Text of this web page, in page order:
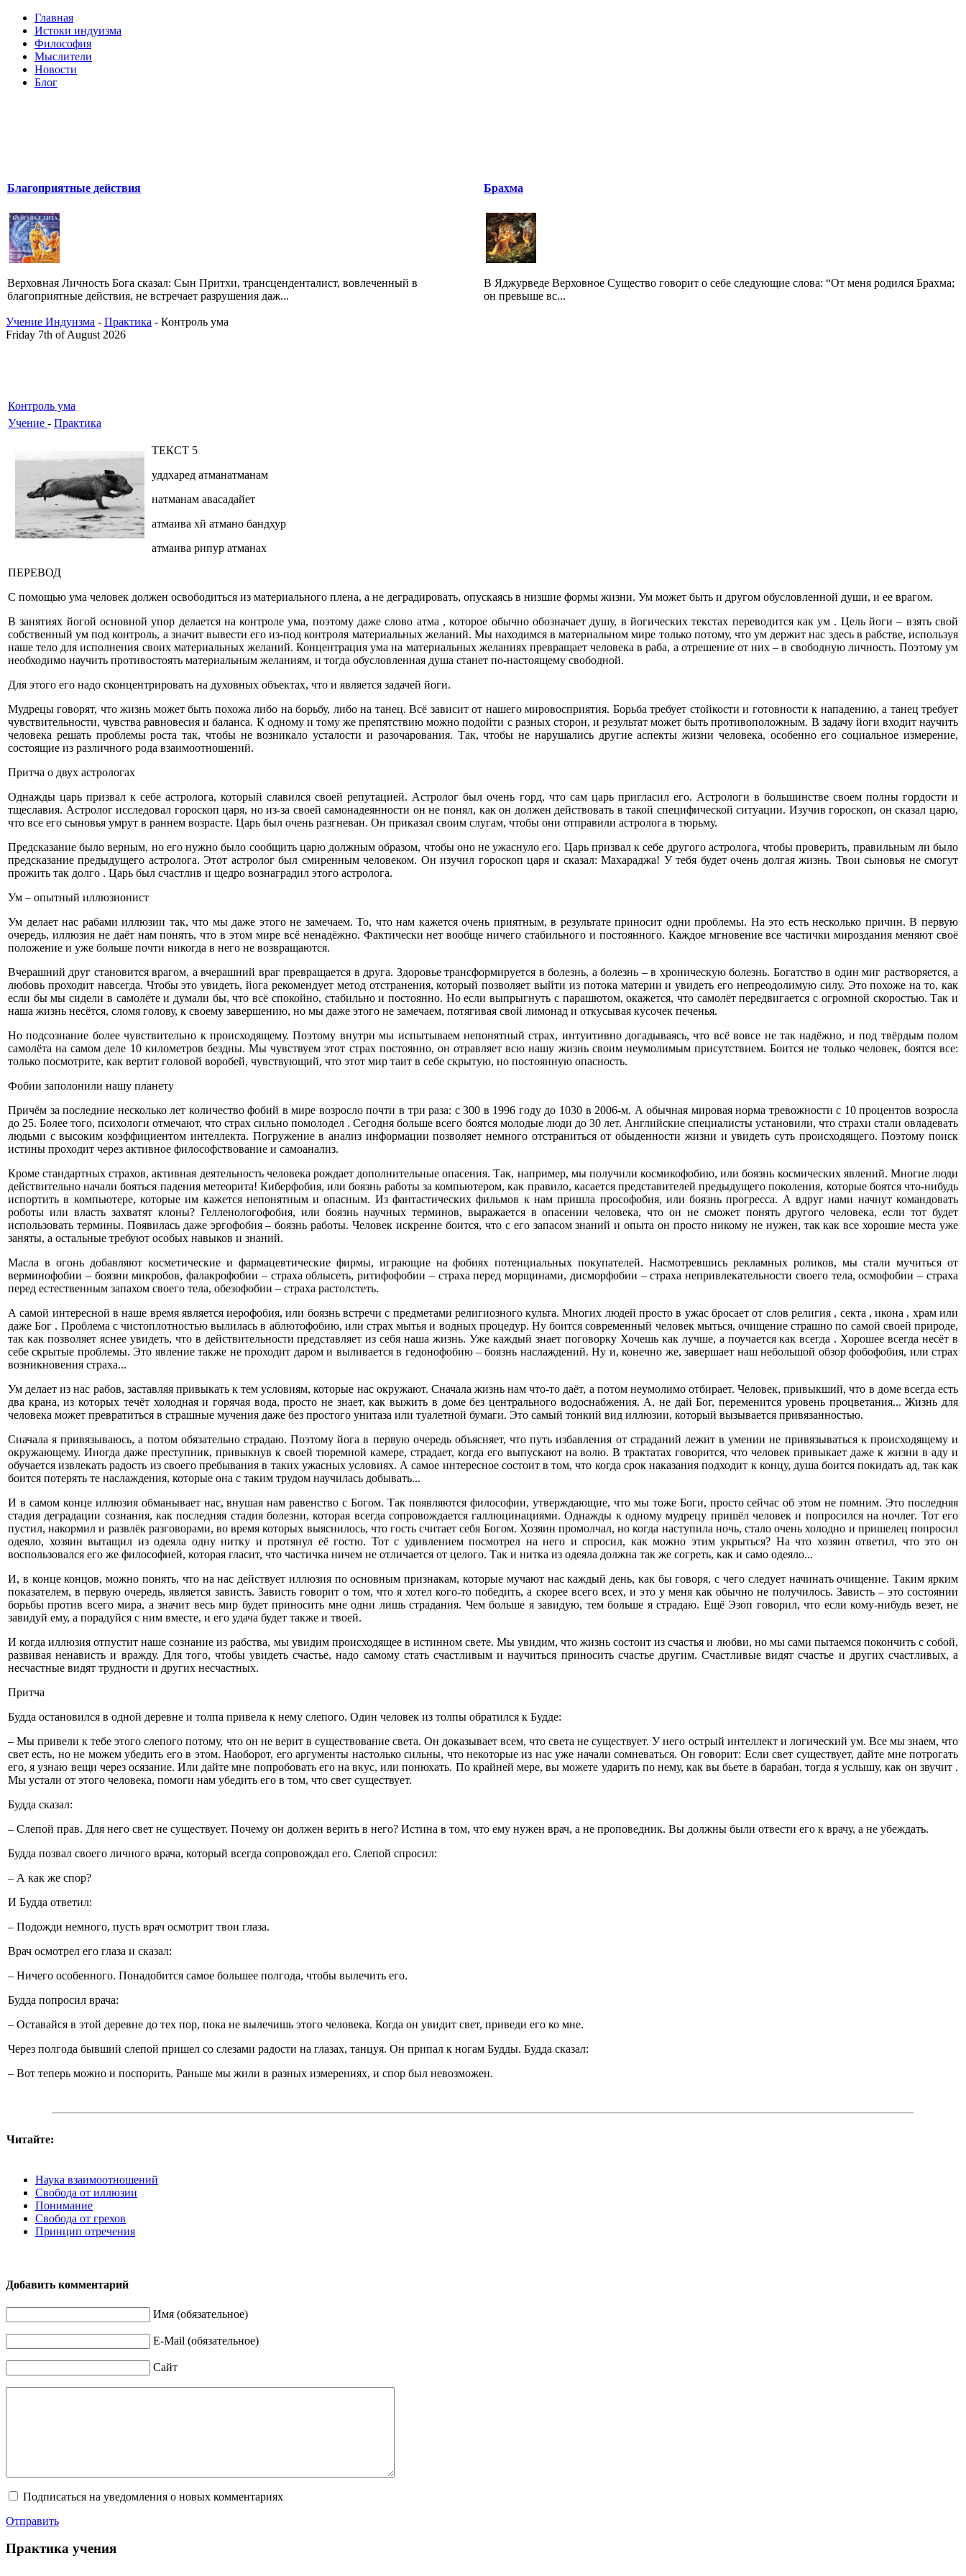
Главная
Истоки индуизма
Философия
Мыслители
Новости
Блог
Благоприятные действия
Верховная Личность Бога сказал: Сын Притхи, трансценденталист, вовлеченный в
благоприятные действия, не встречает разрушения даж...
Брахма
В Яджурведе Верховное Существо говорит о себе следующие слова: “От меня родился Брахма;
он превыше вс...
Учение Индуизма - Практика - Контроль ума
Friday 7th of August 2026
Контроль ума
Учение - Практика
ТЕКСТ 5
уддхаред атманатманам
натманам авасадайет
атмаива хй атмано бандхур
атмаива рипур атманах
ПЕРЕВОД
С помощью ума человек должен освободиться из материального плена, а не деградировать, опускаясь в низшие формы жизни. Ум может быть и другом обусловленной души, и ее врагом.
В занятиях йогой основной упор делается на контроле ума, поэтому даже слово атма , которое обычно обозначает душу, в йогических текстах переводится как ум . Цель йоги – взять свой
собственный ум под контроль, а значит вывести его из-под контроля материальных желаний. Мы находимся в материальном мире только потому, что ум держит нас здесь в рабстве, используя
наше тело для исполнения своих материальных желаний. Концентрация ума на материальных желаниях превращает человека в раба, а отрешение от них – в свободную личность. Поэтому ум
необходимо научить противостоять материальным желаниям, и тогда обусловленная душа станет по-настоящему свободной.
Для этого его надо сконцентрировать на духовных объектах, что и является задачей йоги.
Мудрецы говорят, что жизнь может быть похожа либо на борьбу, либо на танец. Всё зависит от нашего мировосприятия. Борьба требует стойкости и готовности к нападению, а танец требует
чувствительности, чувства равновесия и баланса. К одному и тому же препятствию можно подойти с разных сторон, и результат может быть противоположным. В задачу йоги входит научить
человека решать проблемы роста так, чтобы не возникало усталости и разочарования. Так, чтобы не нарушались другие аспекты жизни человека, особенно его социальное измерение,
состоящие из различного рода взаимоотношений.
Притча о двух астрологах
Однажды царь призвал к себе астролога, который славился своей репутацией. Астролог был очень горд, что сам царь пригласил его. Астрологи в большинстве своем полны гордости и
тщеславия. Астролог исследовал гороскоп царя, но из-за своей самонадеянности он не понял, как он должен действовать в такой специфической ситуации. Изучив гороскоп, он сказал царю,
что все его сыновья умрут в раннем возрасте. Царь был очень разгневан. Он приказал своим слугам, чтобы они отправили астролога в тюрьму.
Предсказание было верным, но его нужно было сообщить царю должным образом, чтобы оно не ужаснуло его. Царь призвал к себе другого астролога, чтобы проверить, правильным ли было
предсказание предыдущего астролога. Этот астролог был смиренным человеком. Он изучил гороскоп царя и сказал: Махараджа! У тебя будет очень долгая жизнь. Твои сыновья не смогут
прожить так долго . Царь был счастлив и щедро вознаградил этого астролога.
Ум – опытный иллюзионист
Ум делает нас рабами иллюзии так, что мы даже этого не замечаем. То, что нам кажется очень приятным, в результате приносит одни проблемы. На это есть несколько причин. В первую
очередь, иллюзия не даёт нам понять, что в этом мире всё ненадёжно. Фактически нет вообще ничего стабильного и постоянного. Каждое мгновение все частички мироздания меняют своё
положение и уже больше почти никогда в него не возвращаются.
Вчерашний друг становится врагом, а вчерашний враг превращается в друга. Здоровье трансформируется в болезнь, а болезнь – в хроническую болезнь. Богатство в один миг растворяется, а
любовь проходит навсегда. Чтобы это увидеть, йога рекомендует метод отстранения, который позволяет выйти из потока материи и увидеть его непреодолимую силу. Это похоже на то, как
если бы мы сидели в самолёте и думали бы, что всё спокойно, стабильно и постоянно. Но если выпрыгнуть с парашютом, окажется, что самолёт передвигается с огромной скоростью. Так и
наша жизнь несётся, сломя голову, к своему завершению, но мы даже этого не замечаем, потягивая свой лимонад и откусывая кусочек печенья.
Но подсознание более чувствительно к происходящему. Поэтому внутри мы испытываем непонятный страх, интуитивно догадываясь, что всё вовсе не так надёжно, и под твёрдым полом
самолёта на самом деле 10 километров бездны. Мы чувствуем этот страх постоянно, он отравляет всю нашу жизнь своим неумолимым присутствием. Боится не только человек, боятся все:
только посмотрите, как вертит головой воробей, чувствующий, что этот мир таит в себе скрытую, но постоянную опасность.
Фобии заполонили нашу планету
Причём за последние несколько лет количество фобий в мире возросло почти в три раза: с 300 в 1996 году до 1030 в 2006-м. А обычная мировая норма тревожности с 10 процентов возросла
до 25. Более того, психологи отмечают, что страх сильно помолодел . Сегодня больше всего боятся молодые люди до 30 лет. Английские специалисты установили, что страхи стали овладевать
людьми с высоким коэффициентом интеллекта. Погружение в анализ информации позволяет немного отстраниться от обыденности жизни и увидеть суть происходящего. Поэтому поиск
истины проходит через активное философствование и самоанализ.
Кроме стандартных страхов, активная деятельность человека рождает дополнительные опасения. Так, например, мы получили космикофобию, или боязнь космических явлений. Многие люди
действительно начали бояться падения метеорита! Киберфобия, или боязнь работы за компьютером, как правило, касается представителей предыдущего поколения, которые боятся что-нибудь
испортить в компьютере, которые им кажется непонятным и опасным. Из фантастических фильмов к нам пришла прософобия, или боязнь прогресса. А вдруг нами начнут командовать
роботы или власть захватят клоны? Гелленологофобия, или боязнь научных терминов, выражается в опасении человека, что он не сможет понять другого человека, если тот будет
использовать термины. Появилась даже эргофобия – боязнь работы. Человек искренне боится, что с его запасом знаний и опыта он просто никому не нужен, так как все хорошие места уже
заняты, а остальные требуют особых навыков и знаний.
Масла в огонь добавляют косметические и фармацевтические фирмы, играющие на фобиях потенциальных покупателей. Насмотревшись рекламных роликов, мы стали мучиться от
верминофобии – боязни микробов, фалакрофобии – страха облысеть, ритифофобии – страха перед морщинами, дисморфобии – страха непривлекательности своего тела, осмофобии – страха
перед естественным запахом своего тела, обезофобии – страха растолстеть.
А самой интересной в наше время является иерофобия, или боязнь встречи с предметами религиозного культа. Многих людей просто в ужас бросает от слов религия , секта , икона , храм или
даже Бог . Проблема с чистоплотностью вылилась в аблютофобию, или страх мытья и водных процедур. Ну боится современный человек мыться, очищение страшно по самой своей природе,
так как позволяет яснее увидеть, что в действительности представляет из себя наша жизнь. Уже каждый знает поговорку Хочешь как лучше, а поучается как всегда . Хорошее всегда несёт в
себе скрытые проблемы. Это явление также не проходит даром и выливается в гедонофобию – боязнь наслаждений. Ну и, конечно же, завершает наш небольшой обзор фобофобия, или страх
возникновения страха...
Ум делает из нас рабов, заставляя привыкать к тем условиям, которые нас окружают. Сначала жизнь нам что-то даёт, а потом неумолимо отбирает. Человек, привыкший, что в доме всегда есть
два крана, из которых течёт холодная и горячая вода, просто не знает, как выжить в доме без центрального водоснабжения. А, не дай Бог, переменится уровень процветания... Жизнь для
человека может превратиться в страшные мучения даже без простого унитаза или туалетной бумаги. Это самый тонкий вид иллюзии, который вызывается привязанностью.
Сначала я привязываюсь, а потом обязательно страдаю. Поэтому йога в первую очередь объясняет, что путь избавления от страданий лежит в умении не привязываться к происходящему и
окружающему. Иногда даже преступник, привыкнув к своей тюремной камере, страдает, когда его выпускают на волю. В трактатах говорится, что человек привыкает даже к жизни в аду и
обучается извлекать радость из своего пребывания в таких ужасных условиях. А самое интересное состоит в том, что когда срок наказания подходит к концу, душа боится покидать ад, так как
боится потерять те наслаждения, которые она с таким трудом научилась добывать...
И в самом конце иллюзия обманывает нас, внушая нам равенство с Богом. Так появляются философии, утверждающие, что мы тоже Боги, просто сейчас об этом не помним. Это последняя
стадия деградации сознания, как последняя стадия болезни, которая всегда сопровождается галлюцинациями. Однажды к одному мудрецу пришёл человек и попросился на ночлег. Тот его
пустил, накормил и развлёк разговорами, во время которых выяснилось, что гость считает себя Богом. Хозяин промолчал, но когда наступила ночь, стало очень холодно и пришелец попросил
одеяло, хозяин вытащил из одеяла одну нитку и протянул её гостю. Тот с удивлением посмотрел на него и спросил, как можно этим укрыться? На что хозяин ответил, что это он
воспользовался его же философией, которая гласит, что частичка ничем не отличается от целого. Так и нитка из одеяла должна так же согреть, как и само одеяло...
И, в конце концов, можно понять, что на нас действует иллюзия по основным признакам, которые мучают нас каждый день, как бы говоря, с чего следует начинать очищение. Таким ярким
показателем, в первую очередь, является зависть. Зависть говорит о том, что я хотел кого-то победить, а скорее всего всех, и это у меня как обычно не получилось. Зависть – это состоянии
борьбы против всего мира, а значит весь мир будет приносить мне одни лишь страдания. Чем больше я завидую, тем больше я страдаю. Ещё Эзоп говорил, что если кому-нибудь везет, не
завидуй ему, а порадуйся с ним вместе, и его удача будет также и твоей.
И когда иллюзия отпустит наше сознание из рабства, мы увидим происходящее в истинном свете. Мы увидим, что жизнь состоит из счастья и любви, но мы сами пытаемся покончить с собой,
развивая ненависть и вражду. Для того, чтобы увидеть счастье, надо самому стать счастливым и научиться приносить счастье другим. Счастливые видят счастье и других счастливых, а
несчастные видят трудности и других несчастных.
Притча
Будда остановился в одной деревне и толпа привела к нему слепого. Один человек из толпы обратился к Будде:
– Мы привели к тебе этого слепого потому, что он не верит в существование света. Он доказывает всем, что света не существует. У него острый интеллект и логический ум. Все мы знаем, что
свет есть, но не можем убедить его в этом. Наоборот, его аргументы настолько сильны, что некоторые из нас уже начали сомневаться. Он говорит: Если свет существует, дайте мне потрогать
его, я узнаю вещи через осязание. Или дайте мне попробовать его на вкус, или понюхать. По крайней мере, вы можете ударить по нему, как вы бьете в барабан, тогда я услышу, как он звучит .
Мы устали от этого человека, помоги нам убедить его в том, что свет существует.
Будда сказал:
– Слепой прав. Для него свет не существует. Почему он должен верить в него? Истина в том, что ему нужен врач, а не проповедник. Вы должны были отвести его к врачу, а не убеждать.
Будда позвал своего личного врача, который всегда сопровождал его. Слепой спросил:
– А как же спор?
И Будда ответил:
– Подожди немного, пусть врач осмотрит твои глаза.
Врач осмотрел его глаза и сказал:
– Ничего особенного. Понадобится самое большее полгода, чтобы вылечить его.
Будда попросил врача:
– Оставайся в этой деревне до тех пор, пока не вылечишь этого человека. Когда он увидит свет, приведи его ко мне.
Через полгода бывший слепой пришел со слезами радости на глазах, танцуя. Он припал к ногам Будды. Будда сказал:
– Вот теперь можно и поспорить. Раньше мы жили в разных измерениях, и спор был невозможен.
Читайте:
Наука взаимоотношений
Свобода от иллюзии
Понимание
Свобода от грехов
Принцип отречения
Добавить комментарий
Имя (обязательное)
E-Mail (обязательное)
Сайт
Подписаться на уведомления о новых комментариях
Отправить
Практика учения